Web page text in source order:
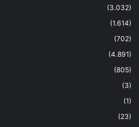
(3.032)
(1.614)
(702)
(4.891)
(805)
(3)
(1)
(23)